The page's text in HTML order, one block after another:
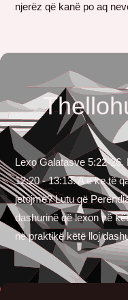
njerëz që kanë po aq
Lexo Galatasve 5:22-
12:20 - 13:13. A e ke të
jetojmë? Lutu që
dashurinë që lexon në
në praktikë këtë lloj